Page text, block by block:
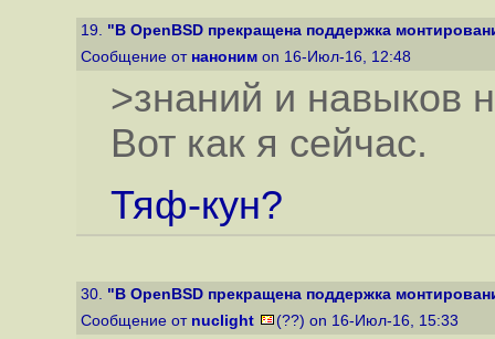
19. "В OpenBSD прекращена поддержка
Сообщение от наноним on 16-Июл-16, 12:48
>знаний и навыков
Вот как я сейчас.
Тяф-кун?
30. "В OpenBSD прекращена поддержка
Сообщение от nuclight (??) on 16-Июл-16, 15:33